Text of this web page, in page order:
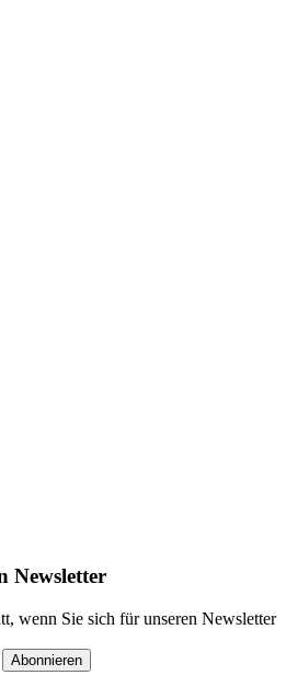
Newsletter
wenn Sie sich für unseren Newsletter
Abonnieren